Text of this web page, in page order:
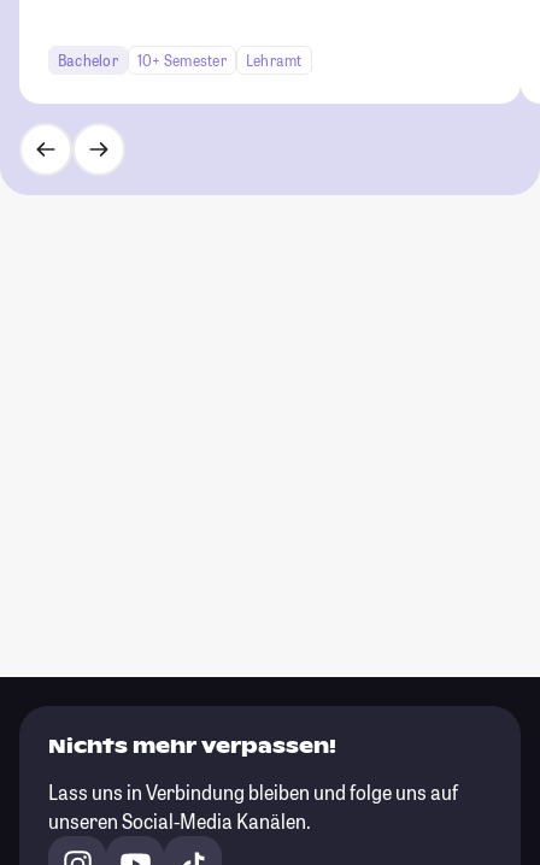
Bachelor 10+ Semester Lehramt
Nichts mehr verpassen!
Lass uns in Verbindung bleiben und folge uns auf
unseren Social-Media Kanälen.